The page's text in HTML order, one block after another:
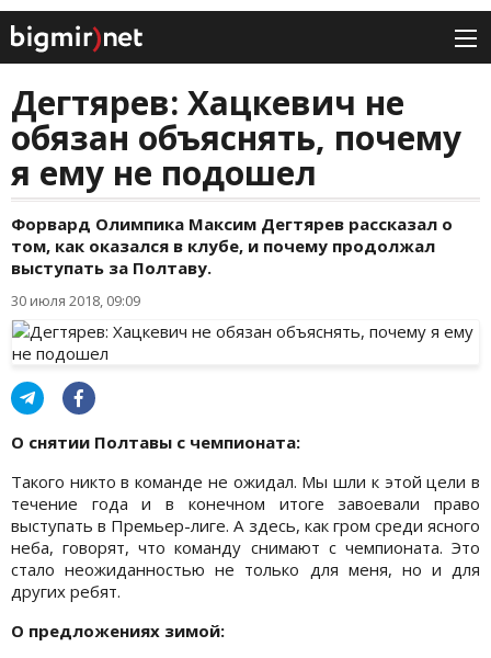
Дегтярев: Хацкевич не
обязан объяснять, почему
я ему не подошел
Форвард Олимпика Максим Дегтярев рассказал о
том, как оказался в клубе, и почему продолжал
выступать за Полтаву.
30 июля 2018, 09:09
О снятии Полтавы с чемпионата:
Такого никто в команде не ожидал. Мы шли к этой цели в
течение года и в конечном итоге завоевали право
выступать в Премьер-лиге. А здесь, как гром среди ясного
неба, говорят, что команду снимают с чемпионата. Это
стало неожиданностью не только для меня, но и для
других ребят.
О предложениях зимой: